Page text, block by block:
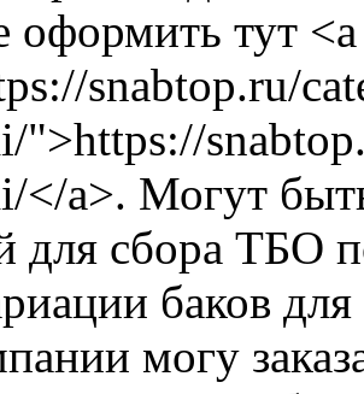
оформить тут <a
snabtop.ru/
">https://
</a>. Могут
для сбора ТБО
баков
могу